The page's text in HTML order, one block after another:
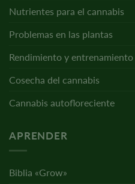
Nutrientes para el cannabis
Problemas en las plantas
Rendimiento y entrenamiento
Cosecha del cannabis
Cannabis autofloreciente
APRENDER
Biblia «Grow»